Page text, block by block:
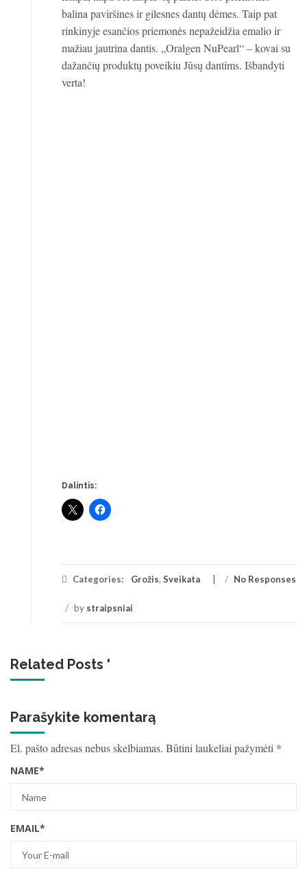
balina paviršines ir gilesnes dantų dėmes. Taip pat
rinkinyje esančios priemonės nepažeidžia emalio ir
mažiau jautrina dantis. „Oralgen NuPearl“ – kovai su
dažančių produktų poveikiu Jūsų dantims. Išbandyti
verta!
Dalintis:
Categories: Grožis, Sveikata / No Responses
/ by straipsniai
Related Posts '
Parašykite komentarą
El. pašto adresas nebus skelbiamas. Būtini laukeliai pažymėti *
NAME*
EMAIL*